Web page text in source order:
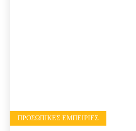
ΠΡΟΣΩΠΙΚΈΣ ΕΜΠΕΙΡΊΕΣ